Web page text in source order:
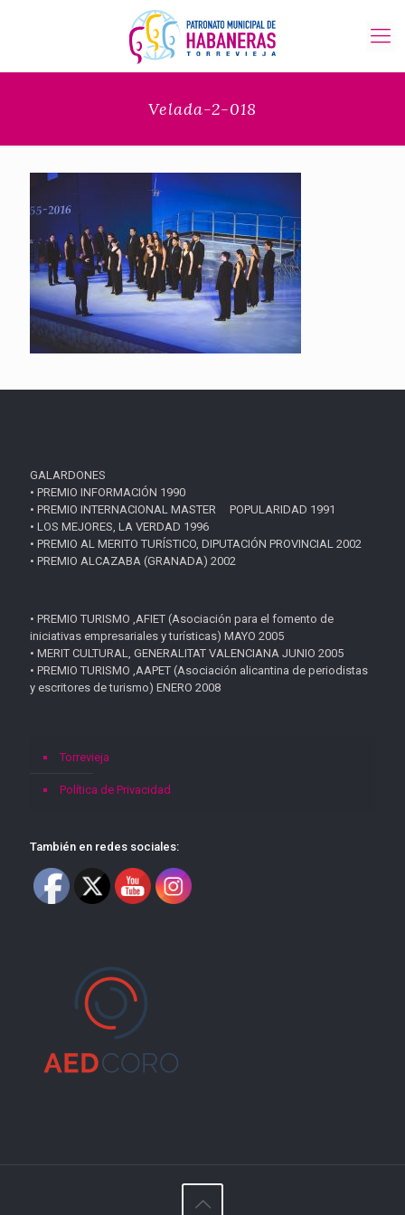
Velada-2-018
GALARDONES
• PREMIO INFORMACIÓN 1990
• PREMIO INTERNACIONAL MASTER POPULARIDAD 1991
• LOS MEJORES, LA VERDAD 1996
• PREMIO AL MERITO TURÍSTICO, DIPUTACIÓN PROVINCIAL 2002
• PREMIO ALCAZABA (GRANADA) 2002
• PREMIO TURISMO ,AFIET (Asociación para el fomento de
iniciativas empresariales y turísticas) MAYO 2005
• MERIT CULTURAL, GENERALITAT VALENCIANA JUNIO 2005
• PREMIO TURISMO ,AAPET (Asociación alicantina de periodistas
y escritores de turismo) ENERO 2008
Torrevieja
Política de Privacidad
También en redes sociales: